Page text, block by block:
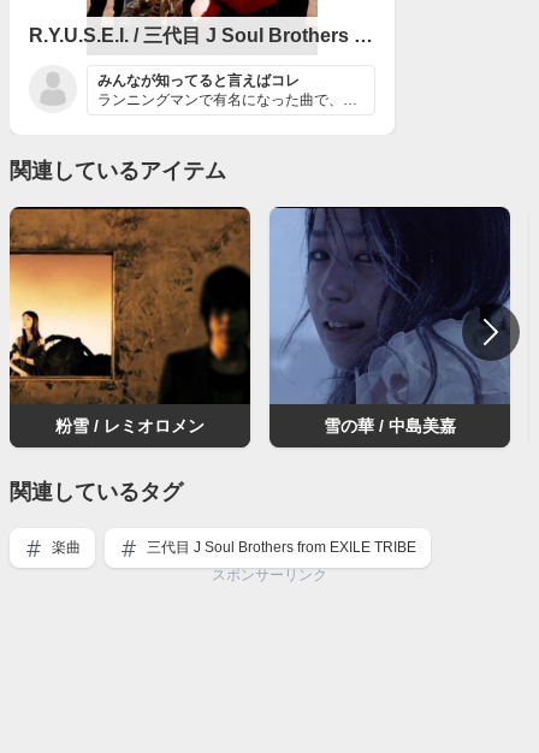
R.Y.U.S.E.I. / 三代目 J Soul Brothers from EXILE TRIBE
みんなが知ってると言えばコレ
ランニングマンで有名になった曲で、誰もが一度は聞いたこ...
関連しているアイテム
粉雪 / レミオロメン 雪の華 / 中島美嘉
関連しているタグ
楽曲
三代目 J Soul Brothers from EXILE TRIBE
スポンサーリンク